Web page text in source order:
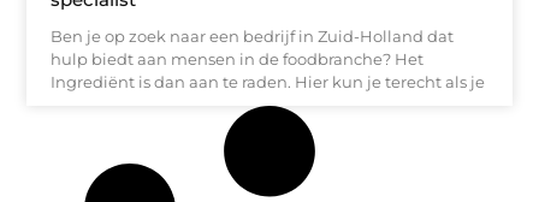
Ben je op zoek naar een bedrijf in Zuid-Holland dat
hulp biedt aan mensen in de foodbranche? Het
Ingrediënt is dan aan te raden. Hier kun je terecht als je